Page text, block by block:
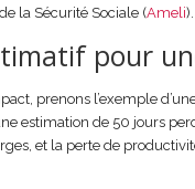
la Sécurité Sociale (Ameli
pour
prenons l’exemple
estimation de 50 jours
et la perte de